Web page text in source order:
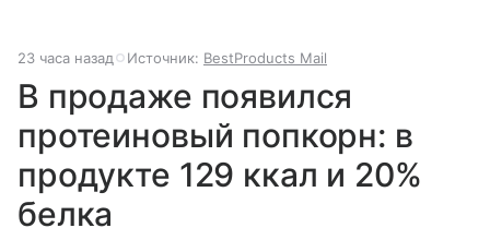
23 часа назад Источник: BestProducts Mail
В продаже появился
протеиновый попкорн: в
продукте 129 ккал и 20%
белка